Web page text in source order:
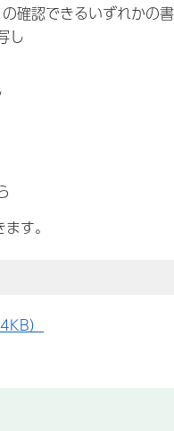
確認できるいずれかの
し
す。
）